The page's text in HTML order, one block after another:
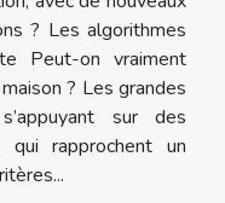
? Les algorithmes
Peut-on vraiment
? Les grandes
sur des
qui rapprochent un